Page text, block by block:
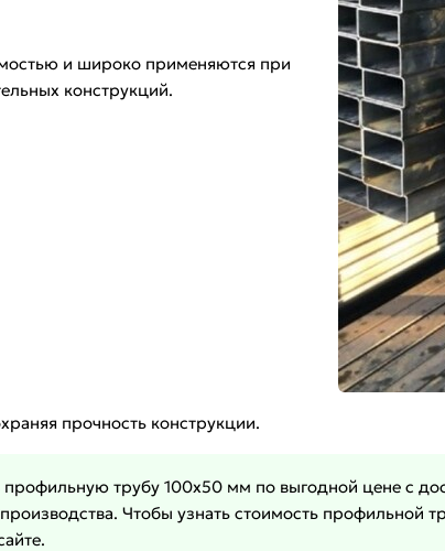
и широко применяются при
конструкций.
прочность конструкции.
трубу 100х50 мм по выгодной цене с
Чтобы узнать стоимость